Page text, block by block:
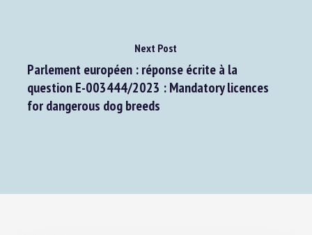
Next Post
Parlement européen : réponse écrite à la
question E-003444/2023 : Mandatory licences
for dangerous dog breeds